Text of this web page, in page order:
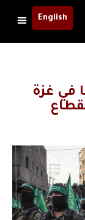
English
في غزة